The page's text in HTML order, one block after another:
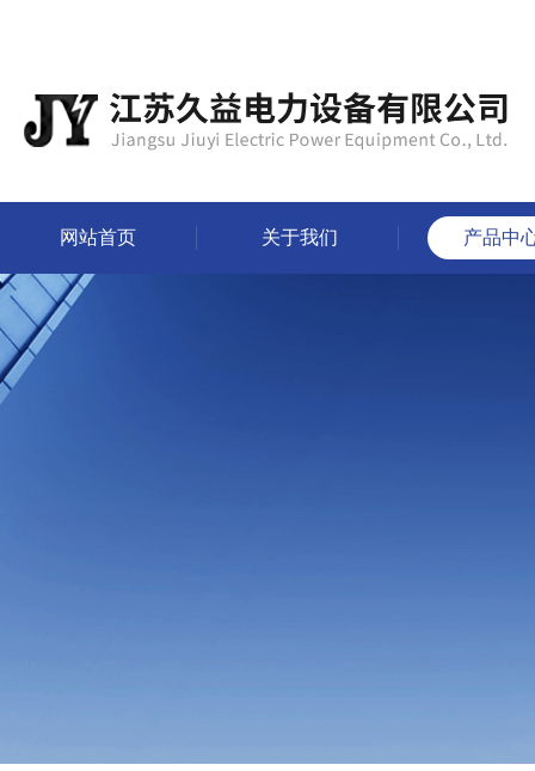
网站首页 关于我们 产品中